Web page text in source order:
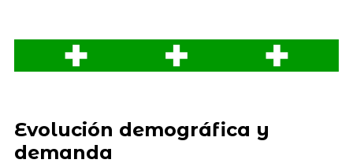
Evolución demográfica y
demanda